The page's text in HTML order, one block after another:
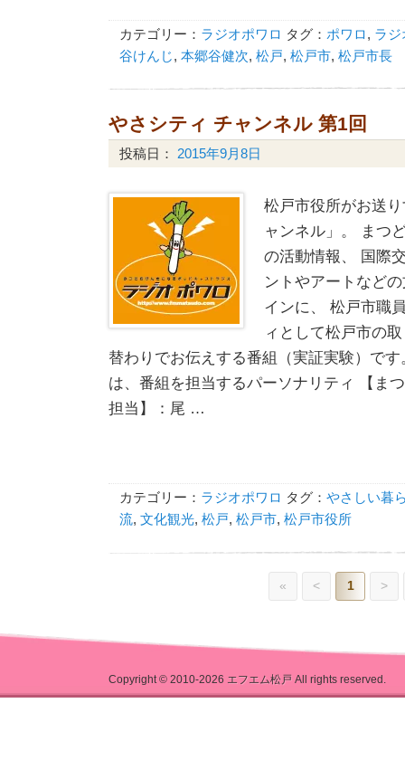
カテゴリー： ラジオポワロ タグ： ポワロ, ラジ
谷けんじ, 本郷谷健次, 松戸, 松戸市, 松戸市長
やさシティ チャンネル 第1回
投稿日： 2015年9月8日
松戸市役所がお送
ャンネル」。 まつ
の活動情報、 国際
ントやアートなど
インに、 松戸市職
ィとして松戸市の
替わりでお伝えする番組（実証実験）で
は、番組を担当するパーソナリティ 【ま
担当】：尾 …
カテゴリー： ラジオポワロ タグ： やさしい暮
流, 文化観光, 松戸, 松戸市, 松戸市役所
« < 1 >
Copyright © 2010-2026 エフエム松戸 All rights reserved.